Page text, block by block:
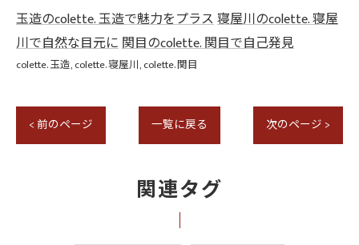
玉造のcolette. 玉造で魅力をプラス寝屋川のcolette. 寝屋
川で自然な目元に関目のcolette. 関目で自己発見
colette. 玉造 colette. 寝屋川 colette. 関目
< 前のページ 一覧に戻る 次のページ >
関連タグ